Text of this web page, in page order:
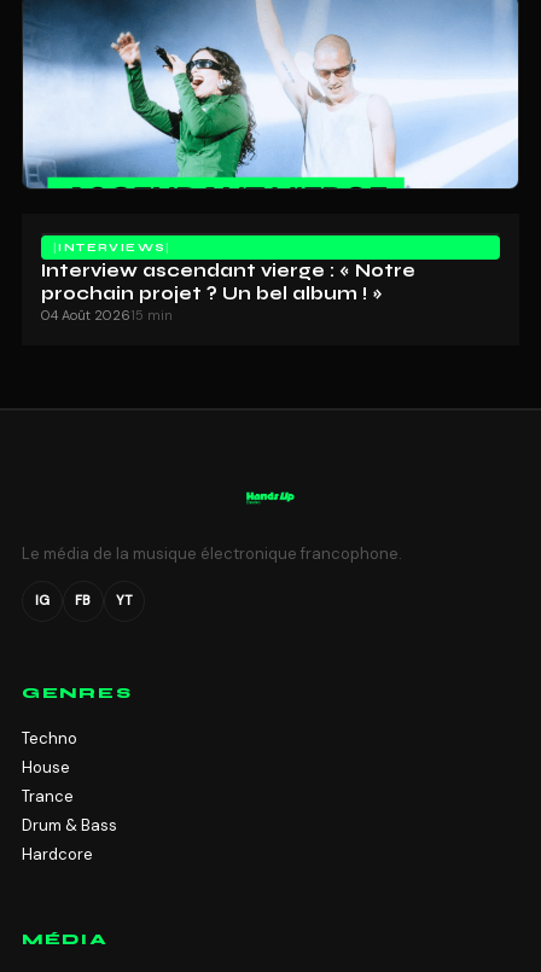
INTERVIEWS
Interview ascendant vierge : « Notre
prochain projet ? Un bel album ! »
04 Août 202615 min
Le média de la musique électronique francophone.
IG FB YT
GENRES
Techno
House
Trance
Drum & Bass
Hardcore
MÉDIA